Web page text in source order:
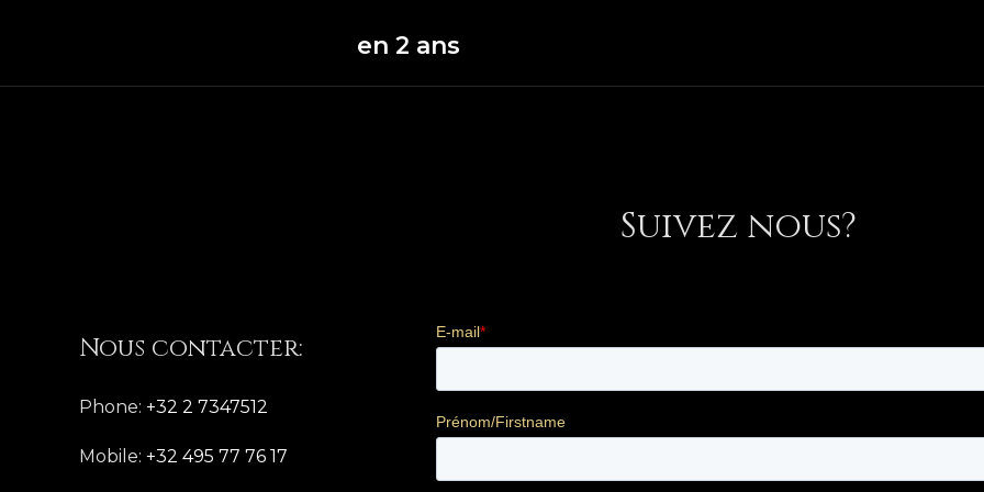
en 2 ans
Nous contacter:
Phone: +32 2 7347512
Mobile: +32 495 77 76 17
Suivez nous?